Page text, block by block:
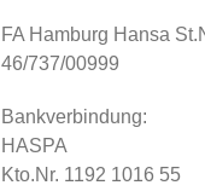
FA Hamburg Hansa
46/737/00999
Bankverbindung:
HASPA
Kto.Nr. 1192 1016 55